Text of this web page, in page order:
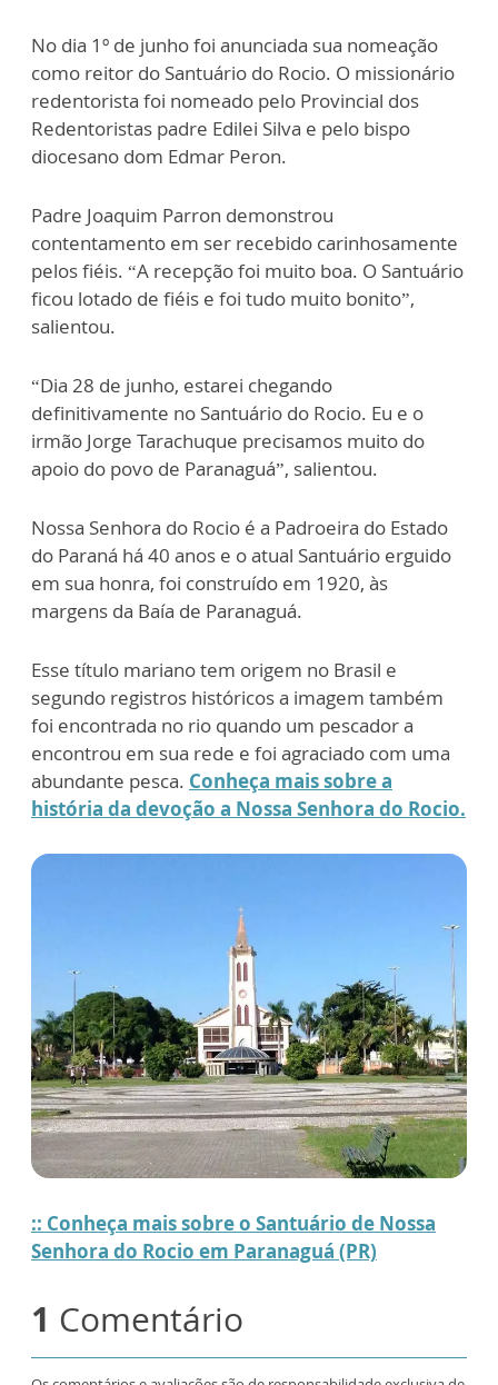
No dia 1º de junho foi anunciada sua nomeação
como reitor do Santuário do Rocio. O missionário
redentorista foi nomeado pelo Provincial dos
Redentoristas padre Edilei Silva e pelo bispo
diocesano dom Edmar Peron.
Padre Joaquim Parron demonstrou
contentamento em ser recebido carinhosamente
pelos fiéis. “A recepção foi muito boa. O Santuário
ficou lotado de fiéis e foi tudo muito bonito”,
salientou.
“Dia 28 de junho, estarei chegando
definitivamente no Santuário do Rocio. Eu e o
irmão Jorge Tarachuque precisamos muito do
apoio do povo de Paranaguá”, salientou.
Nossa Senhora do Rocio é a Padroeira do Estado
do Paraná há 40 anos e o atual Santuário erguido
em sua honra, foi construído em 1920, às
margens da Baía de Paranaguá.
Esse título mariano tem origem no Brasil e
segundo registros históricos a imagem também
foi encontrada no rio quando um pescador a
encontrou em sua rede e foi agraciado com uma
abundante pesca. Conheça mais sobre a
história da devoção a Nossa Senhora do Rocio.
:: Conheça mais sobre o Santuário de Nossa
Senhora do Rocio em Paranaguá (PR)
1 Comentário